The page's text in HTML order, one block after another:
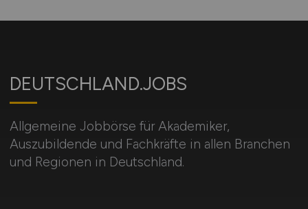
DEUTSCHLAND.JOBS
Allgemeine Jobbörse für Akademiker,
Auszubildende und Fachkräfte in allen Branchen
und Regionen in Deutschland.